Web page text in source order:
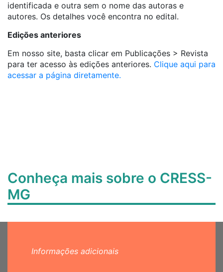
identificada e outra sem o nome das autoras e
autores. Os detalhes você encontra no edital.
Edições anteriores
Em nosso site, basta clicar em Publicações > Revista
para ter acesso às edições anteriores. Clique aqui para
acessar a página diretamente.
Conheça mais sobre o CRESS-
MG
Informações adicionais